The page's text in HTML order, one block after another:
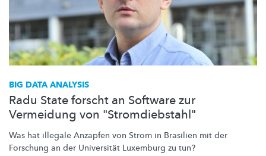
BIG DATA ANALYSIS
Radu State forscht an Software zur
Vermeidung von "Stromdiebstahl"
Was hat illegale Anzapfen von Strom in Brasilien mit der
Forschung an der Universität Luxemburg zu tun?